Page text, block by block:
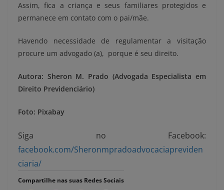
Assim, fica a criança e seus familiares protegidos e
permanece em contato com o pai/mãe.
Havendo necessidade de regulamentar a visitação
procure um advogado (a), porque é seu direito.
Autora: Sheron M. Prado (Advogada Especialista em
Direito Previdenciário)
Foto: Pixabay
Siga no Facebook:
facebook.com/Sheronmpradoadvocaciapreviden
ciaria/
Compartilhe nas suas Redes Sociais